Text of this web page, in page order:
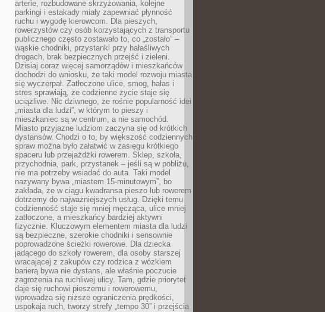
arterie, rozbudowane skrzyżowania, kolejne
parkingi i estakady miały zapewniać płynność
ruchu i wygodę kierowcom. Dla pieszych,
rowerzystów czy osób korzystających z transportu
publicznego często zostawało to, co „zostało” –
wąskie chodniki, przystanki przy hałaśliwych
drogach, brak bezpiecznych przejść i zieleni.
Dzisiaj coraz więcej samorządów i mieszkańców
dochodzi do wniosku, że taki model rozwoju miasta
się wyczerpał. Zatłoczone ulice, smog, hałas i
stres sprawiają, że codzienne życie staje się
uciążliwe. Nic dziwnego, że rośnie popularność idei
„miasta dla ludzi”, w którym to pieszy i
mieszkaniec są w centrum, a nie samochód.
Miasto przyjazne ludziom zaczyna się od krótkich
dystansów. Chodzi o to, by większość codziennych
spraw można było załatwić w zasięgu krótkiego
spaceru lub przejażdżki rowerem. Sklep, szkoła,
przychodnia, park, przystanek – jeśli są w pobliżu,
nie ma potrzeby wsiadać do auta. Taki model
nazywany bywa „miastem 15-minutowym”, bo
zakłada, że w ciągu kwadransa pieszo lub rowerem
dotrzemy do najważniejszych usług. Dzięki temu
codzienność staje się mniej męcząca, ulice mniej
zatłoczone, a mieszkańcy bardziej aktywni
fizycznie. Kluczowym elementem miasta dla ludzi
są bezpieczne, szerokie chodniki i sensownie
poprowadzone ścieżki rowerowe. Dla dziecka
jadącego do szkoły rowerem, dla osoby starszej
wracającej z zakupów czy rodzica z wózkiem
barierą bywa nie dystans, ale właśnie poczucie
zagrożenia na ruchliwej ulicy. Tam, gdzie priorytet
daje się ruchowi pieszemu i rowerowemu,
wprowadza się niższe ograniczenia prędkości,
uspokaja ruch, tworzy strefy „tempo 30” i przejścia